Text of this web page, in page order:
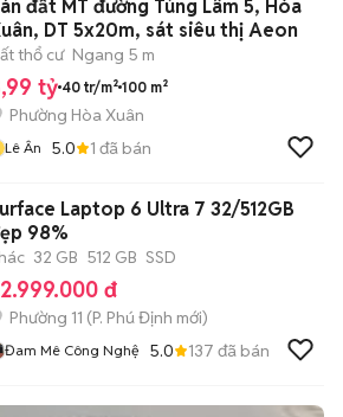
đất MT đường Tùng Lâm 5, Hòa
DT 5x20m, sát siêu thị Aeon
thổ cư Ngang 5 m
tỷ 40 tr/m² 100 m²
Phường Hòa Xuân
Lê Ân 5.0 1 đã bán
Laptop 6 Ultra 7 32/512GB
98%
32 GB 512 GB SSD
đ
Phường 11 (P. Phú Định mới)
Đam Mê Công Nghệ 5.0 137 đã bán